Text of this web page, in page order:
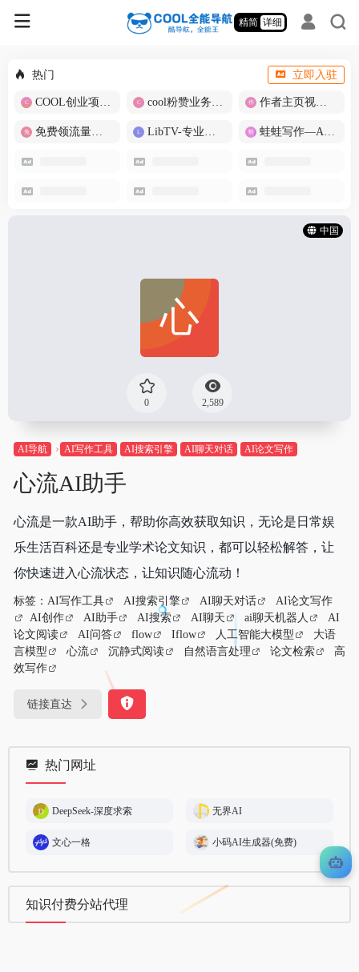
精简 详细
热门 立即入驻
COOL创业项目商城 cool粉赞业务商城【爆粉引流】 作者主页视频批量提取
免费领流量卡-包邮 LibTV-专业视频创作工具 蛙蛙写作—AI智能写作助手
中国
0 2,589
AI导航 AI写作工具 AI搜索引擎 AI聊天对话 AI论文写作
心流AI助手
心流是一款AI助手，帮助你高效获取知识，无论是日常娱
乐生活百科还是专业学术论文知识，都可以轻松解答，让
你快速进入心流状态，让知识随心流动！
标签： AI写作工具 AI搜索引擎 AI聊天对话
AI论文写作
AI创作
AI助手 AI搜索 AI聊天 ai聊天机器人
AI
论文阅读
AI问答 flow Iflow 人工智能大模型
大语
言模型
心流 沉静式阅读 自然语言处理 论文检索
高
效写作
链接直达
热门网址
DeepSeek-深度求索 无界AI
文心一格 小码AI生成器(免费)
知识付费分站代理